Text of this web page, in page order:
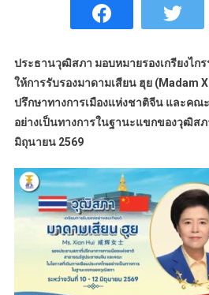
ประธานวุฒิสภา มอบหมายรองเกรียงไก
ให้การรับรองมาดามเสียน ฮุย (Madam
ปรึกษาทางการเมืองแห่งชาติจีน และคณ
อย่างเป็นทางการในฐานะแขกของวุฒิส
มิถุนายน 2569